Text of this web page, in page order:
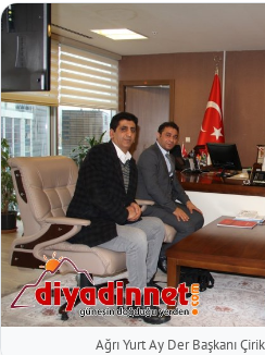
Ağrı Yurt Ay Der Başkanı